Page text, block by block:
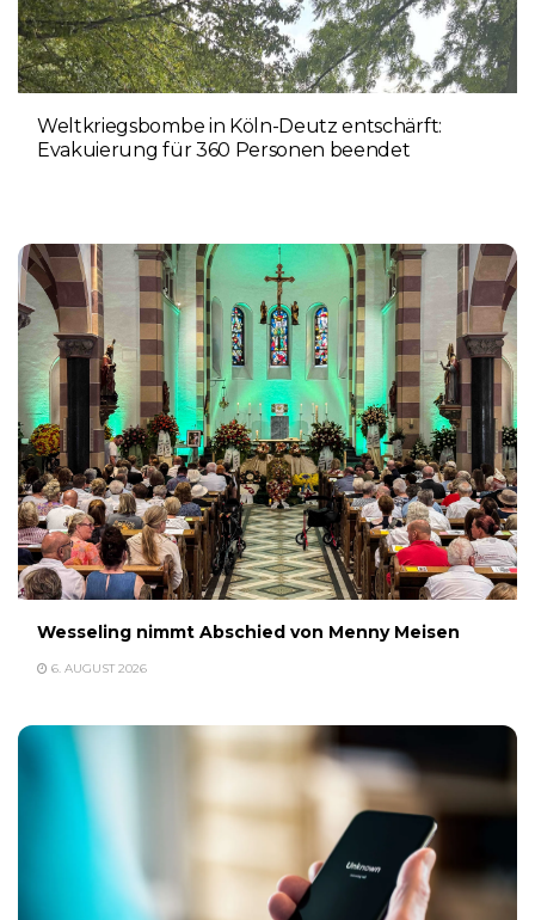
Weltkriegsbombe in Köln-Deutz entschärft:
Evakuierung für 360 Personen beendet
Wesseling nimmt Abschied von Menny Meisen
6. AUGUST 2026